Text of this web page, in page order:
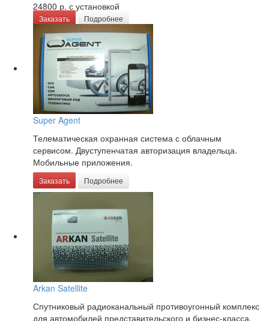
24800 р. с установкой
Заказать Подробнее
Super Agent
Телематическая охранная система с облачным
сервисом. Двуступенчатая авторизация владельца.
Мобильные приложения.
Заказать Подробнее
Arkan Satellite
Спутниковый радиоканальный противоугонный комплекс
для автомобилей представительского и бизнес-класса,